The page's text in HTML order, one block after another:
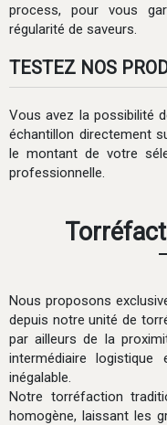
process, pour vous
régularité de saveurs.
TESTEZ NOS
Vous avez la possibilité
échantillon directement
le montant de votre
professionnelle.
Nous proposons
depuis notre unité de
par ailleurs de la
intermédiaire
inégalable.
Notre torréfaction
homogène, laissant les